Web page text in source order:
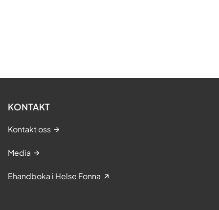
KONTAKT
Kontakt oss
Media
Ehandboka i Helse Fonna